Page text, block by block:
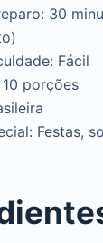
30
Fácil
porções
Festas,